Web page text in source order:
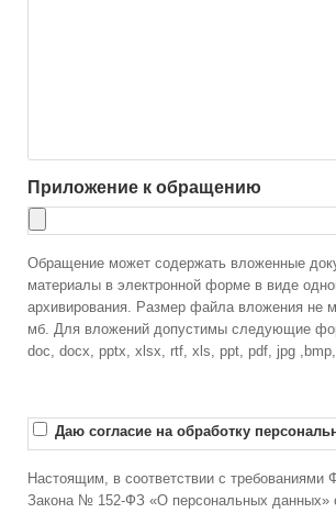
Приложение к обращению
Обращение может содержать вложенные
материалы в электронной форме в виде
архивирования. Размер файла вложения не
мб. Для вложений допустимы следующие
doc, docx, pptx, xlsx, rtf, xls, ppt, pdf, jpg
Даю согласие на обработку
Настоящим, в соответствии с требованиями
Закона № 152-ФЗ «О персональных данных»